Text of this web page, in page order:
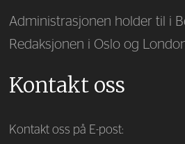
Administrasjonen holder til i
Redaksjonen i Oslo og
Kontakt oss
Kontakt oss på E-post: